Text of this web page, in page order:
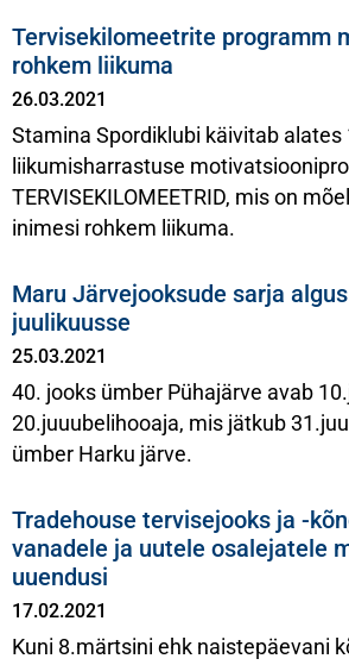
Tervisekilomeetrite programm
rohkem liikuma
26.03.2021
Stamina Spordiklubi käivitab alates
liikumisharrastuse
TERVISEKILOMEETRID, mis on
inimesi rohkem liikuma.
Maru Järvejooksude sarja
juulikuusse
25.03.2021
40. jooks ümber Pühajärve avab
20.juuubelihooaja, mis jätkub
ümber Harku järve.
Tradehouse tervisejooks ja -
vanadele ja uutele osalejatele
uuendusi
17.02.2021
Kuni 8.märtsini ehk naistepäevani